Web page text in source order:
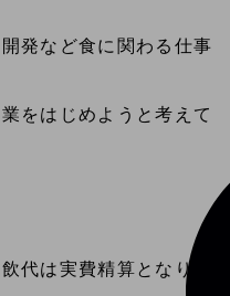
発など食に関わる仕事
をはじめようと考えて
代は実費精算となりま